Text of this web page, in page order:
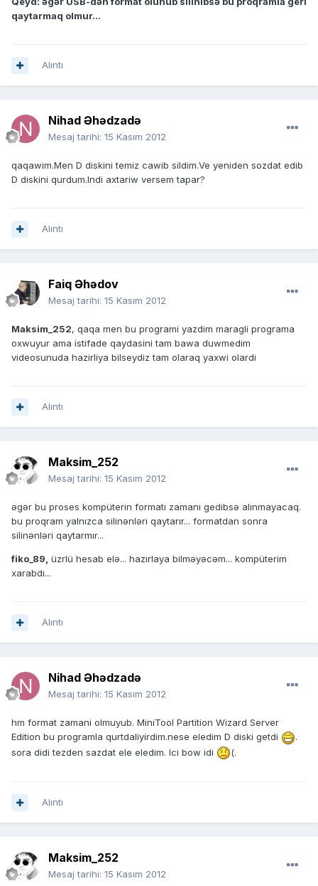
qaytarmaq olmur...
Alıntı
Nihad Əhədzadə
Mesaj tarihi: 15 Kasım 2012
qaqawim.Men D diskini temiz cawib sildim.Ve yeniden sozdat edib
D diskini qurdum.Indi axtariw versem tapar?
Alıntı
Faiq Əhədov
Mesaj tarihi: 15 Kasım 2012
Maksim_252, qaqa men bu programi yazdim maragli programa
oxwuyur ama istifade qaydasini tam bawa duwmedim
videosunuda hazirliya bilseydiz tam olaraq yaxwi olardi
Alıntı
Maksim_252
Mesaj tarihi: 15 Kasım 2012
əgər bu proses kompüterin formatı zamanı gedibsə alınmayacaq.
bu proqram yalnızca silinənləri qaytarır... formatdan sonra
silinənləri qaytarmır...
fiko_89, üzrlü hesab elə... hazırlaya bilməyəcəm... kompüterim
xarabdı...
Alıntı
Nihad Əhədzadə
Mesaj tarihi: 15 Kasım 2012
hm format zamani olmuyub. MiniTool Partition Wizard Server
Edition bu programla qurtdaliyirdim.nese eledim D diski getdi
.
sora didi tezden sazdat ele eledim. Ici bow idi
(.
Alıntı
Maksim_252
Mesaj tarihi: 15 Kasım 2012